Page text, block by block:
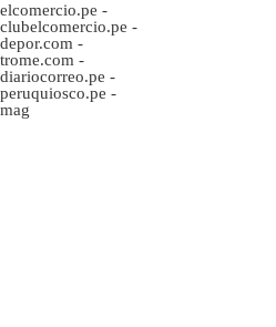
elcomercio.pe -
clubelcomercio.pe -
depor.com -
trome.com -
diariocorreo.pe -
peruquiosco.pe -
mag